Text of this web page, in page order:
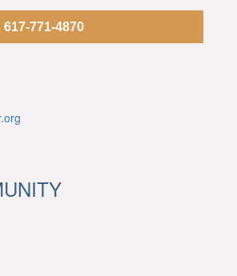
617-771-4870